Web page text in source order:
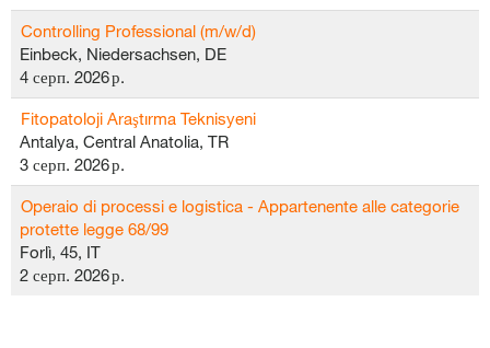
Controlling Professional (m/w/d)
Einbeck, Niedersachsen, DE
4 серп. 2026 р.
Fitopatoloji Araştırma Teknisyeni
Antalya, Central Anatolia, TR
3 серп. 2026 р.
Operaio di processi e logistica - Appartenente alle categorie
protette legge 68/99
Forlì, 45, IT
2 серп. 2026 р.